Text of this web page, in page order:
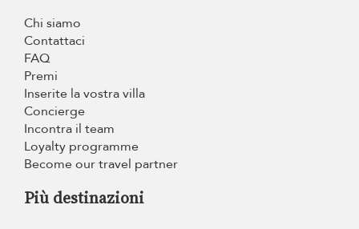
Chi siamo
Contattaci
FAQ
Premi
Inserite la vostra villa
Concierge
Incontra il team
Loyalty programme
Become our travel partner
Più destinazioni